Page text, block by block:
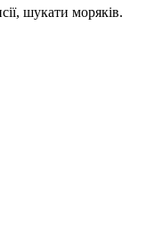
шукати моряків.